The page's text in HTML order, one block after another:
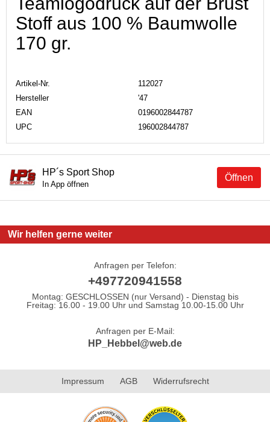
Stoff aus 100 % Baumwolle
170 gr.
Artikel-Nr.
112027
Hersteller
'47
EAN
0196002844787
UPC
196002844787
Öffnen
HP´s Sport Shop
In App öffnen
Wir helfen gerne weiter
Anfragen per Telefon:
+497720941558
Montag: GESCHLOSSEN (nur Versand) - Dienstag bis
Freitag: 16.00 - 19.00 Uhr und Samstag 10.00-15.00 Uhr
Anfragen per E-Mail:
HP_Hebbel@web.de
Impressum AGB Widerrufsrecht